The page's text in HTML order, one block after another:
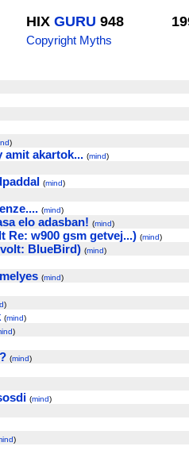
HIX GURU 948
Copyright Myths
)
amit akartok... (mind)
(mind)
(mind)
elo adasban! (mind)
Re: w900 gsm getvej...) (mind)
BlueBird) (mind)
(mind)
)
(mind)
)
(mind)
(mind)
)